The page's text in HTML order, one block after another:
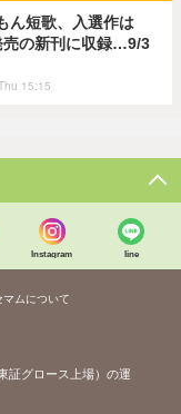
ん短歌、入選作は
売の新刊に収録…9/3
15:15
Instagram line
マムについて
証グロース上場）の運